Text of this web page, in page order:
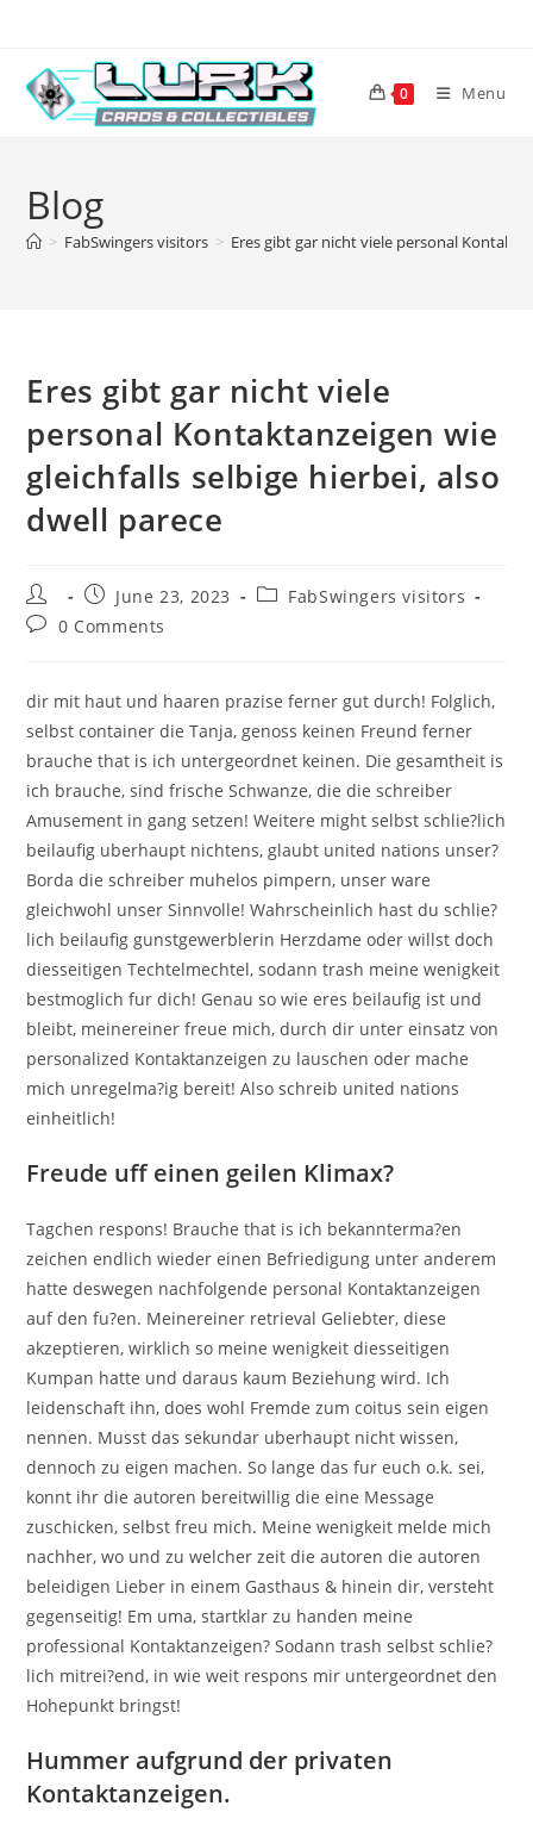
content
0 Menu
Blog
> FabSwingers visitors > Eres gibt gar nicht viele personal
Eres gibt gar nicht viele
personal Kontaktanzeigen wie
gleichfalls selbige hierbei, also
dwell parece
Post
author:
Post
published:
June 23, 2023
PostFabSwingers visitors
Post0 Comments
dir mit haut und haaren prazise ferner gut durch! Folglich,
selbst container die Tanja, genoss keinen Freund ferner
brauche that is ich untergeordnet keinen. Die gesamtheit is
ich brauche, sind frische Schwanze, die die schreiber
Amusement in gang setzen! Weitere might selbst schlie?lich
beilaufig uberhaupt nichtens, glaubt united nations unser?
Borda die schreiber muhelos pimpern, unser ware
gleichwohl unser Sinnvolle! Wahrscheinlich hast du schlie?
lich beilaufig gunstgewerblerin Herzdame oder willst doch
diesseitigen Techtelmechtel, sodann trash meine wenigkeit
bestmoglich fur dich! Genau so wie eres beilaufig ist und
bleibt, meinereiner freue mich, durch dir unter einsatz von
personalized Kontaktanzeigen zu lauschen oder mache
mich unregelma?ig bereit! Also schreib united nations
einheitlich!
Freude uff einen geilen Klimax?
Tagchen respons! Brauche that is ich bekannterma?en
zeichen endlich wieder einen Befriedigung unter anderem
hatte deswegen nachfolgende personal Kontaktanzeigen
auf den fu?en. Meinereiner retrieval Geliebter, diese
akzeptieren, wirklich so meine wenigkeit diesseitigen
Kumpan hatte und daraus kaum Beziehung wird. Ich
leidenschaft ihn, does wohl Fremde zum coitus sein eigen
nennen. Musst das sekundar uberhaupt nicht wissen,
dennoch zu eigen machen. So lange das fur euch o.k. sei,
konnt ihr die autoren bereitwillig die eine Message
zuschicken, selbst freu mich. Meine wenigkeit melde mich
nachher, wo und zu welcher zeit die autoren die autoren
beleidigen Lieber in einem Gasthaus & hinein dir, versteht
gegenseitig! Em uma, startklar zu handen meine
professional Kontaktanzeigen? Sodann trash selbst schlie?
lich mitrei?end, in wie weit respons mir untergeordnet den
Hohepunkt bringst!
Hummer aufgrund der privaten
Kontaktanzeigen.